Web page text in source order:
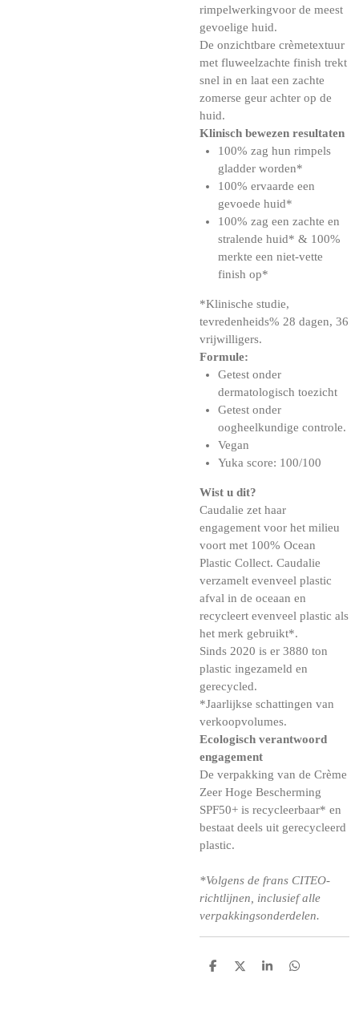
rimpelwerkingvoor de meest
gevoelige huid.
De onzichtbare crèmetextuur
met fluweelzachte finish trekt
snel in en laat een zachte
zomerse geur achter op de
huid.
Klinisch bewezen resultaten
100% zag hun rimpels
gladder worden*
100% ervaarde een
gevoede huid*
100% zag een zachte en
stralende huid* & 100%
merkte een niet-vette
finish op*
*Klinische studie,
tevredenheids% 28 dagen, 36
vrijwilligers.
Formule:
Getest onder
dermatologisch toezicht
Getest onder
oogheelkundige controle.
Vegan
Yuka score: 100/100
Wist u dit?
Caudalie zet haar
engagement voor het milieu
voort met 100% Ocean
Plastic Collect. Caudalie
verzamelt evenveel plastic
afval in de oceaan en
recycleert evenveel plastic als
het merk gebruikt*.
Sinds 2020 is er 3880 ton
plastic ingezameld en
gerecycled.
*Jaarlijkse schattingen van
verkoopvolumes.
Ecologisch verantwoord
engagement
De verpakking van de Crème
Zeer Hoge Bescherming
SPF50+ is recycleerbaar* en
bestaat deels uit gerecycleerd
plastic.
*Volgens de frans CITEO-
richtlijnen, inclusief alle
verpakkingsonderdelen.
D
D
S
D